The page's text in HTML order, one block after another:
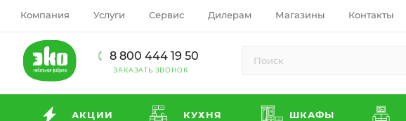
Компания Услуги Сервис Дилерам Магазины Контакты
8 800 444 19 50
ЗАКАЗАТЬ ЗВОНОК
АКЦИИ КУХНЯ ШКАФЫ